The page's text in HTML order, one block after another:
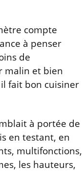
compte
à penser
de
malin et bien
fait bon cuisiner
à portée de
en testant, en
multifonctions,
les hauteurs,